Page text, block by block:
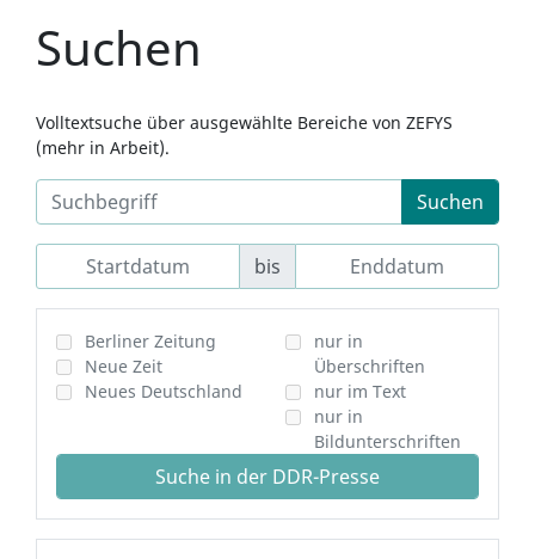
Suchen
Volltextsuche über ausgewählte Bereiche von ZEFYS
(mehr in Arbeit).
Suchen
bis
Berliner Zeitung
Neue Zeit
Neues Deutschland
nur in
Überschriften
nur im Text
nur in
Bildunterschriften
Suche in der DDR-Presse